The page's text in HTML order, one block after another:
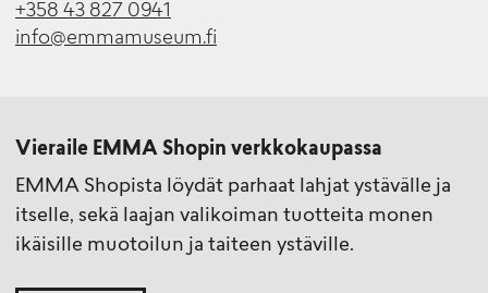
+358 43 827 0941
info@emmamuseum.fi
Vieraile EMMA Shopin verkkokaupassa
EMMA Shopista löydät parhaat lahjat ystävälle ja
itselle, sekä laajan valikoiman tuotteita monen
ikäisille muotoilun ja taiteen ystäville.